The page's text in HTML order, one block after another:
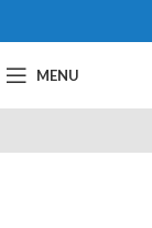
MENU